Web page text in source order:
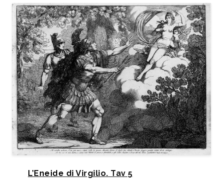
L’Eneide di Virgilio. Tav 5